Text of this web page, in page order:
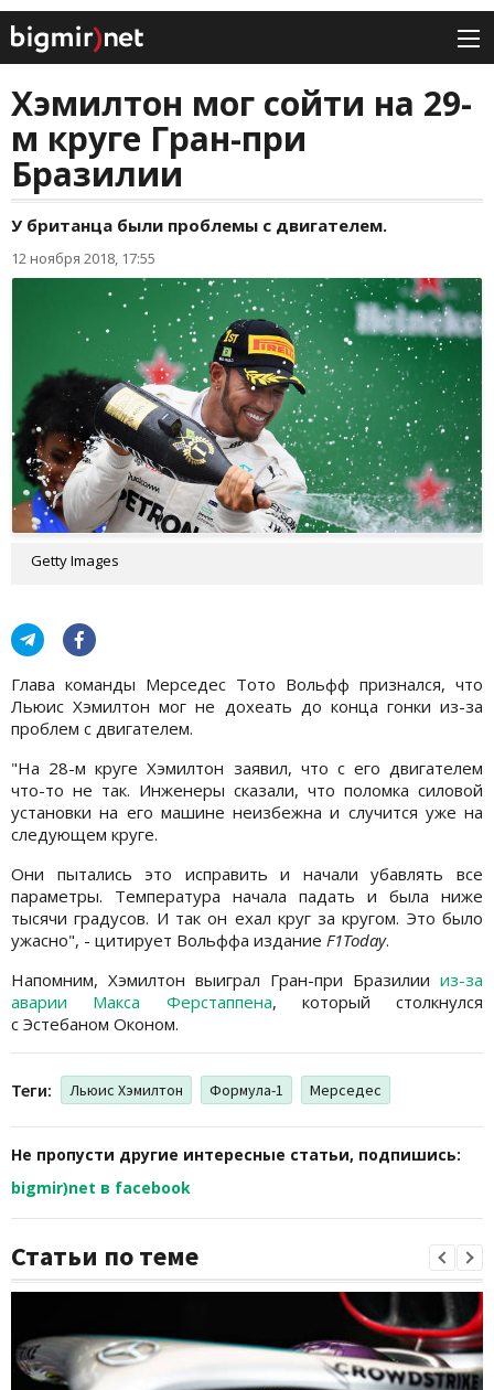
Хэмилтон мог сойти на 29-
м круге Гран-при
Бразилии
У британца были проблемы с двигателем.
12 ноября 2018, 17:55
Getty Images
Глава команды Мерседес Тото Вольфф признался, что
Льюис Хэмилтон мог не дохеать до конца гонки из-за
проблем с двигателем.
"На 28-м круге Хэмилтон заявил, что с его двигателем
что-то не так. Инженеры сказали, что поломка силовой
установки на его машине неизбежна и случится уже на
следующем круге.
Они пытались это исправить и начали убавлять все
параметры. Температура начала падать и была ниже
тысячи градусов. И так он ехал круг за кругом. Это было
ужасно", - цитирует Вольффа издание F1Today.
Напомним, Хэмилтон выиграл Гран-при Бразилии из-за
аварии Макса Ферстаппена, который столкнулся
с Эстебаном Оконом.
Теги: Льюис Хэмилтон Формула-1 Мерседес
Не пропусти другие интересные статьи, подпишись:
bigmir)net в facebook
Статьи по теме